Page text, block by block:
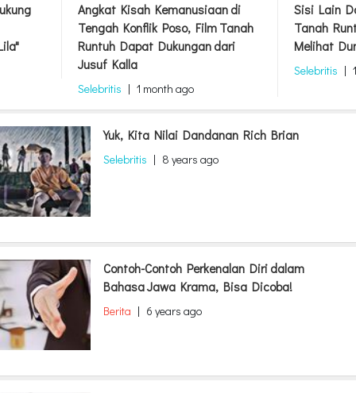
di
dari
Sisi Lain Down Syndrome: Film
Tanah Runtuh Ajak Penonton
Melihat Dunia dengan Mata Cinta
Selebritis
Intip
Syifa
Yuk, Kita Nilai Dandanan Rich Brian
Selebritis | 8 years ago
Contoh-Contoh Perkenalan Diri dalam
Bahasa Jawa Krama, Bisa Dicoba!
Berita | 6 years ago